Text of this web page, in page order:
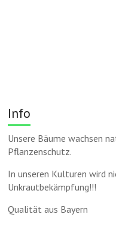
Info
Unsere Bäume wachsen
Pflanzenschutz.
In unseren Kulturen wird
Unkrautbekämpfung!!!
Qualität aus Bayern